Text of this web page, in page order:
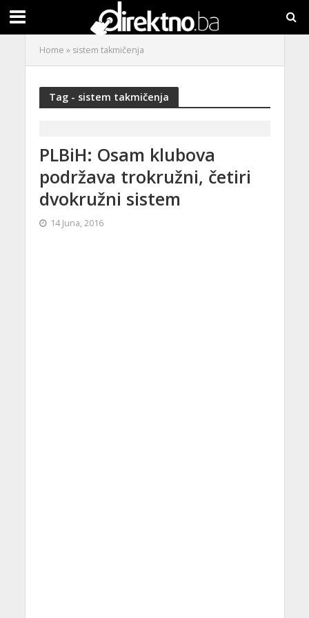
Home » sistem takmičenja
Tag - sistem takmičenja
PLBiH: Osam klubova
podržava trokružni, četiri
dvokružni sistem
14 Juna, 2016